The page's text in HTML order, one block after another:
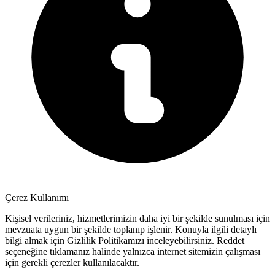
Çerez Kullanımı
Kişisel verileriniz, hizmetlerimizin daha iyi bir şekilde sunulması için
mevzuata uygun bir şekilde toplanıp işlenir. Konuyla ilgili detaylı
bilgi almak için Gizlilik Politikamızı inceleyebilirsiniz. Reddet
seçeneğine tıklamanız halinde yalnızca internet sitemizin çalışması
için gerekli çerezler kullanılacaktır.